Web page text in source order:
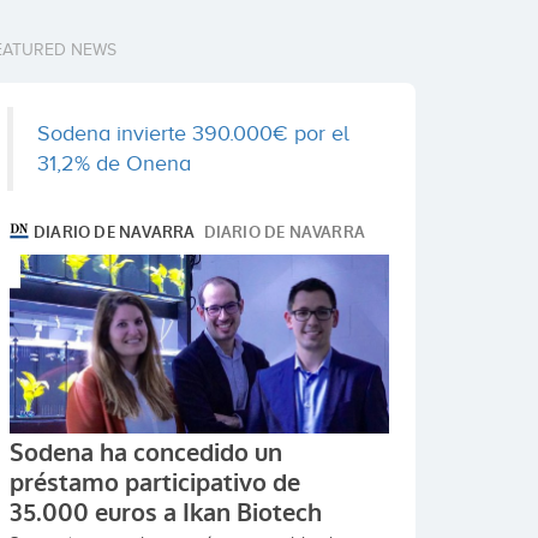
NEWS
Sodena invierte 390.000€ por el
31,2% de Onena